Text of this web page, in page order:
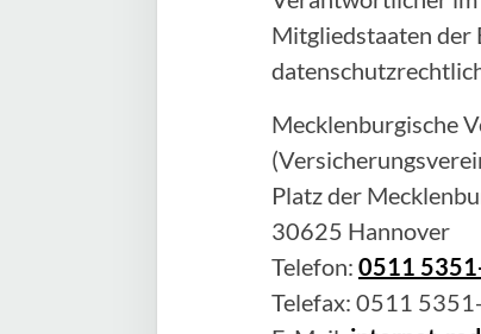
Mitgliedstaaten der
Mecklenburgische
Platz der
30625 Hannover
Telefon: 0511
Telefax: 0511